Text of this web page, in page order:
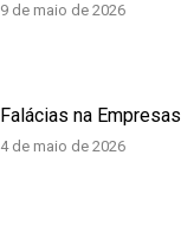
9 de maio de 2026
Falácias na Empresas
4 de maio de 2026